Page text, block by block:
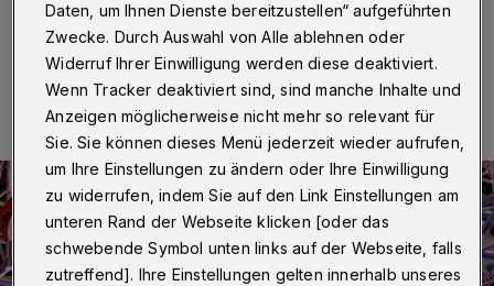
26.09.2020 , 20:00 Uhr Eine Minute Lesezeit
Daten, um Ihnen Dienste bereitzustellen“ aufgeführten
Zwecke. Durch Auswahl von Alle ablehnen oder
Widerruf Ihrer Einwilligung werden diese deaktiviert.
Wenn Tracker deaktiviert sind, sind manche Inhalte und
Anzeigen möglicherweise nicht mehr so relevant für
Sie. Sie können dieses Menü jederzeit wieder aufrufen,
um Ihre Einstellungen zu ändern oder Ihre Einwilligung
zu widerrufen, indem Sie auf den Link Einstellungen am
unteren Rand der Webseite klicken [oder das
schwebende Symbol unten links auf der Webseite, falls
zutreffend]. Ihre Einstellungen gelten innerhalb unseres